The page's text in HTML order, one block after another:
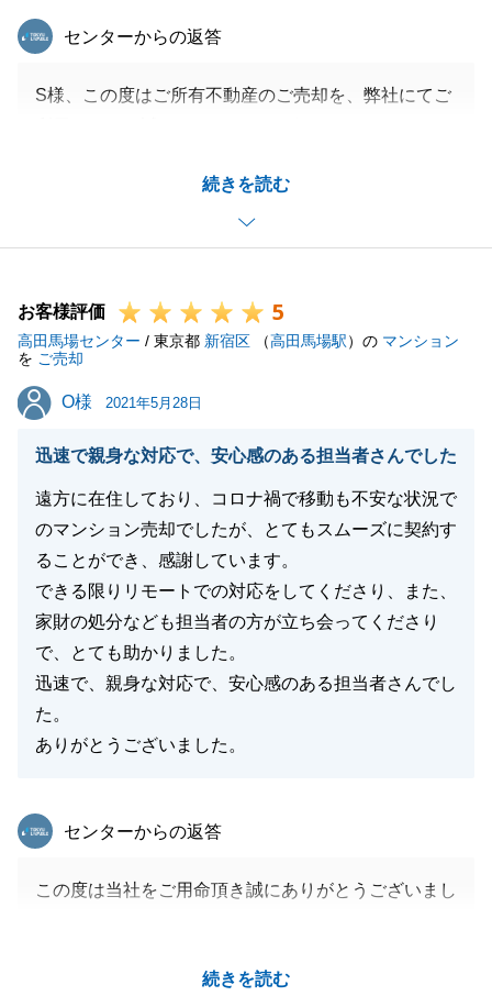
続きを読む
東急リバブル
センターからの返答
S様、この度はご所有不動産のご売却を、弊社にてご
又営業担当者には、どうしてもご不安が多かった
それ故に、可能な限りご安心頂けるよう細目にご連絡
お取引後には、このようなお言葉を頂き、大変嬉しい
限りで恐縮しております。
無事お取引が完了できたのも、S様の迅速なご対応が
あってこそであり感謝しております。
とがございましたら、
何なりとお申し付け下さいますようお願い申し上げま
す。
重ねてになりますが、誠に有難うございました。
閉じる
お客様評価 5
高田馬場センター / 東京都 新宿区 （高田馬場駅）の マンション
を ご売却
O様
O様 2021年5月28日
迅速で親身な対応で、安心感のある担当者さんでした
遠方に在住しており、コロナ禍で移動も不安な状況で
のマンション売却でしたが、とてもスムーズに契約す
ることができ、感謝しています。
できる限りリモートでの対応をしてくださり、また、
家財の処分なども担当者の方が立ち会ってくださり
で、とても助かりました。
迅速で、親身な対応で、安心感のある担当者さんでし
た。
ありがとうございました。
続きを読む
東急リバブル
センターからの返答
この度は当社をご用命頂き誠にありがとうございまし
様に迅速なご対応を頂いたお陰でスムーズなお取引を